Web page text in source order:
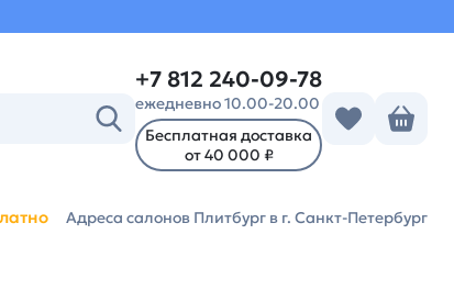
+7 812 240-09-78
ежедневно 10.00-20.00
Бесплатная доставка
от 40 000 ₽
Адреса салонов Плитбург в г. Санкт-Петербург